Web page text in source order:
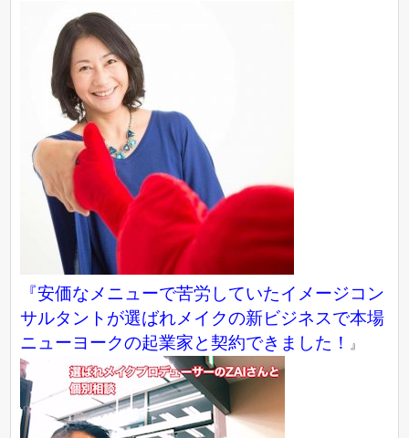
『安価なメニューで苦労していたイメージコン
サルタントが選ばれメイクの新ビジネスで本場
ニューヨークの起業家と契約できました！
』